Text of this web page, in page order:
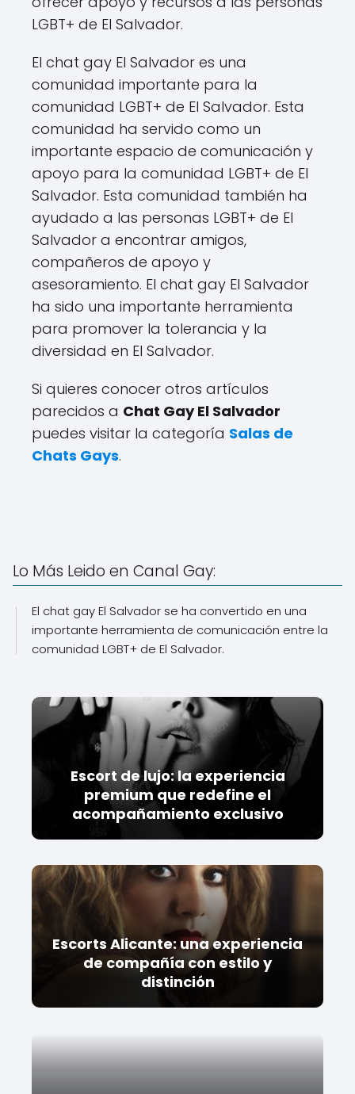
LGBT+ de El Salvador.
El chat gay El Salvador es una
comunidad importante para la
comunidad LGBT+ de El Salvador. Esta
comunidad ha servido como un
importante espacio de comunicación y
apoyo para la comunidad LGBT+ de El
Salvador. Esta comunidad también ha
ayudado a las personas LGBT+ de El
Salvador a encontrar amigos,
compañeros de apoyo y
asesoramiento. El chat gay El Salvador
ha sido una importante herramienta
para promover la tolerancia y la
diversidad en El Salvador.
Si quieres conocer otros artículos
parecidos a Chat Gay El Salvador
puedes visitar la categoría Salas de
Chats Gays.
Lo Más Leido en Canal Gay:
El chat gay El Salvador se ha convertido en una
importante herramienta de comunicación entre la
comunidad LGBT+ de El Salvador.
Escort de lujo: la experiencia
premium que redefine el
acompañamiento exclusivo
Escorts Alicante: una experiencia
de compañía con estilo y
distinción